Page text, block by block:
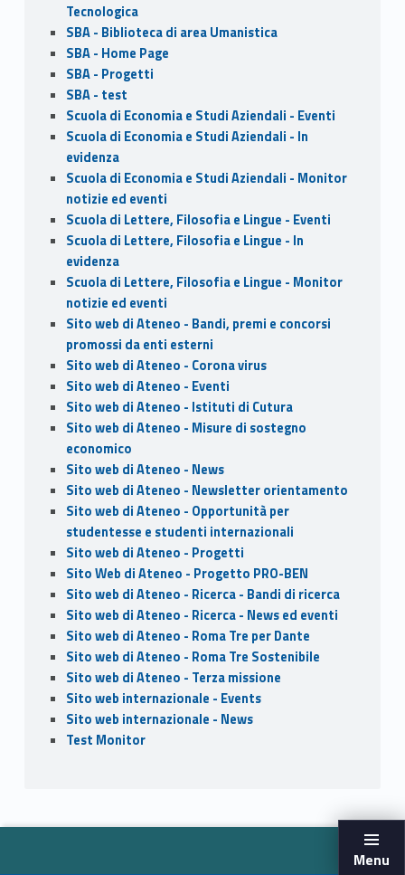
Menu
Tecnologica
SBA - Biblioteca di area Umanistica
SBA - Home Page
SBA - Progetti
SBA - test
Scuola di Economia e Studi Aziendali - Eventi
Scuola di Economia e Studi Aziendali - In
evidenza
Scuola di Economia e Studi Aziendali - Monitor
notizie ed eventi
Scuola di Lettere, Filosofia e Lingue - Eventi
Scuola di Lettere, Filosofia e Lingue - In
evidenza
Scuola di Lettere, Filosofia e Lingue - Monitor
notizie ed eventi
Sito web di Ateneo - Bandi, premi e concorsi
promossi da enti esterni
Sito web di Ateneo - Corona virus
Sito web di Ateneo - Eventi
Sito web di Ateneo - Istituti di Cutura
Sito web di Ateneo - Misure di sostegno
economico
Sito web di Ateneo - News
Sito web di Ateneo - Newsletter orientamento
Sito web di Ateneo - Opportunità per
studentesse e studenti internazionali
Sito web di Ateneo - Progetti
Sito Web di Ateneo - Progetto PRO-BEN
Sito web di Ateneo - Ricerca - Bandi di ricerca
Sito web di Ateneo - Ricerca - News ed eventi
Sito web di Ateneo - Roma Tre per Dante
Sito web di Ateneo - Roma Tre Sostenibile
Sito web di Ateneo - Terza missione
Sito web internazionale - Events
Sito web internazionale - News
Test Monitor